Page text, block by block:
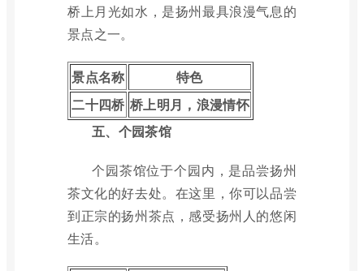
桥上月光如水，是扬州最具浪漫气息的
景点之一。
景点名称
特色
二十四桥 桥上明月，浪漫情怀
五、个园茶馆
个园茶馆位于个园内，是品尝扬州
茶文化的好去处。在这里，你可以品尝
到正宗的扬州茶点，感受扬州人的悠闲
生活。